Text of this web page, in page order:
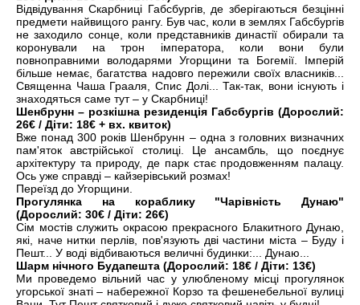
Відвідування Скарбниці Габсбургів, де зберігаються безцінні
предмети найвищого рангу. Був час, коли в землях Габсбургів
не заходило сонце, коли представників династії обирали та
коронували на трон імператора, коли вони були
повноправними володарями Угорщини та Богемії. Імперій
більше немає, багатства надовго пережили своїх власників...
Священна Чаша Грааля, Спис Долі... Так-так, вони існують і
знаходяться саме тут – у Скарбниці!
Шенбрунн – розкішна резиденція Габсбургів (Дорослий:
26€ / Діти: 18€ + вх. квиток)
Вже понад 300 років Шенбрунн – одна з головних визначних
пам'яток австрійської столиці. Це ансамбль, що поєднує
архітектуру та природу, де парк стає продовженням палацу.
Ось уже справді – кайзерівський розмах!
Переїзд до Угорщини.
Прогулянка на кораблику "Чарівність Дунаю"
(Дорослий: 30€ / Діти: 26€)
Сім мостів служить окрасою прекрасного Блакитного Дунаю,
які, наче нитки перлів, пов'язують дві частини міста – Буду і
Пешт... У воді відбиваються величні будинки:... Дунаю...
Шарм нічного Будапешта (Дорослий: 18€ / Діти: 13€)
Ми проведемо вільний час у улюбленому місці прогулянок
угорської знаті – набережної Корзо та фешенебельної вулиці